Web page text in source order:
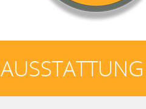
AUSSTATTUNG